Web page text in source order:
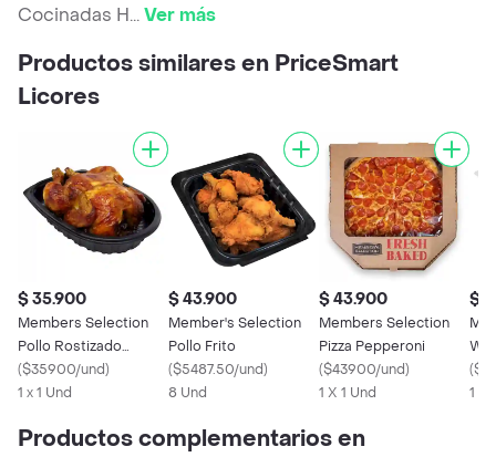
Cocinadas H...Ver más
Productos similares en PriceSmart
Licores
$ 35.900
Members Selection
Pollo Rostizado
Horneado
($35900/und)
1 x 1 Und
$ 43.900
Member's Selection
Pollo Frito
($5487.50/und)
8 Und
$ 43.900
Members Selection
Pizza Pepperoni
($43900/und)
1 X 1 Und
$
(
1 x
Productos complementarios en